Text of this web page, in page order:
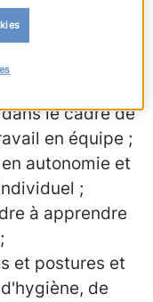
usuelles
le cadre de
en équipe ;
autonomie et
;
à apprendre
et postures et
de